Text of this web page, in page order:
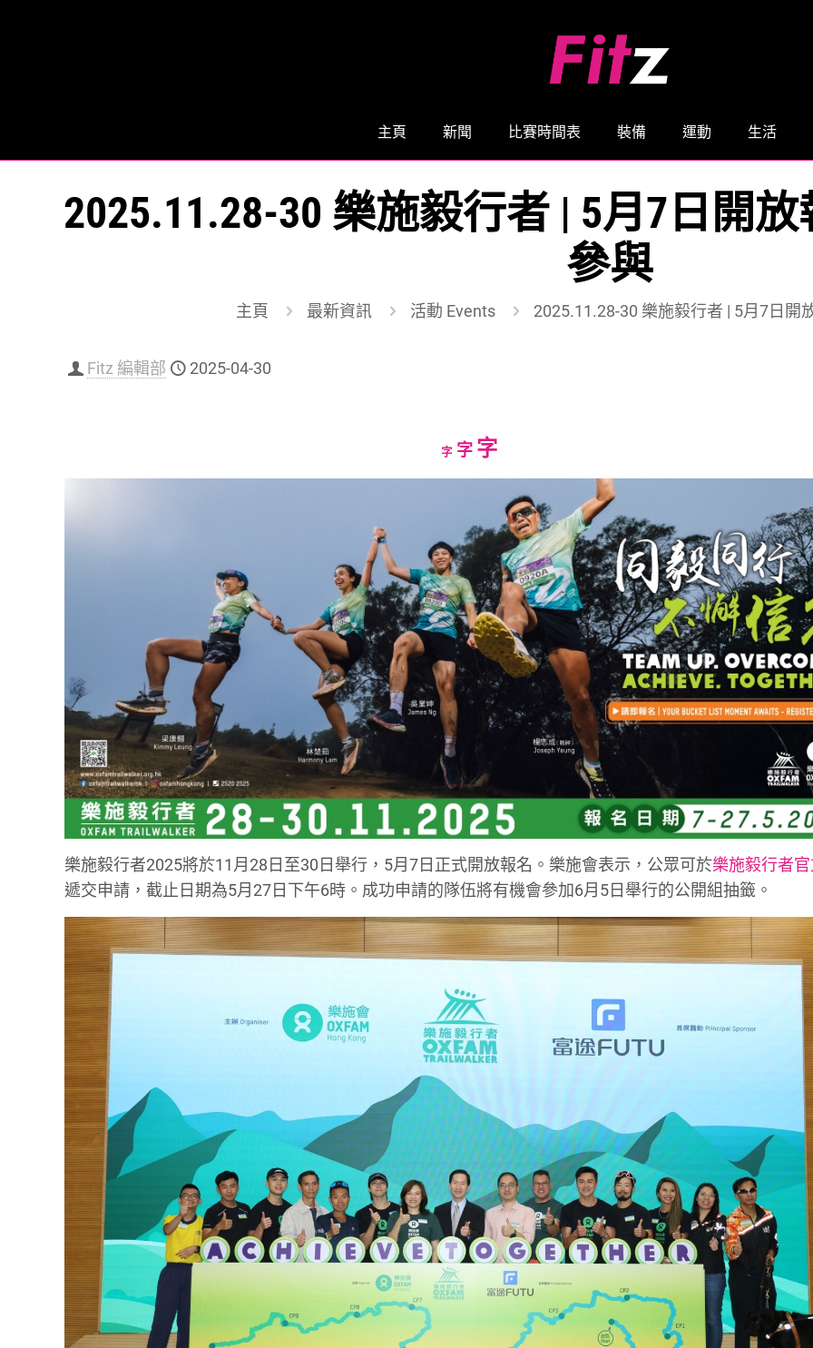
主頁 新聞 比賽時間表 裝備 運動 生活
2025.11.28-30 樂施毅行者 | 5月7日開
參與
主頁 最新資訊 活動 Events 2025.11.28-30 樂施毅行者 | 5月7日開
Fitz 編輯部 2025-04-30
字Decrease
字Reset
字Increase
font
size.
樂施毅行者2025將於11月28日至30日舉行，5月7日正式開放報名。樂施會表示，公眾可於樂施毅行者
遞交申請，截止日期為5月27日下午6時。成功申請的隊伍將有機會參加6月5日舉行的公開組抽籤。